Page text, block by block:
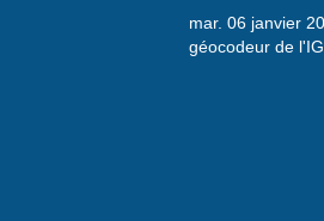
mar. 06 janvier
géocodeur de